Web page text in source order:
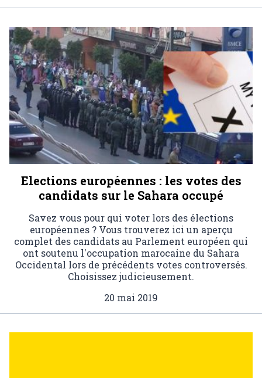
Elections européennes : les votes des
candidats sur le Sahara occupé
Savez vous pour qui voter lors des élections
européennes ? Vous trouverez ici un aperçu
complet des candidats au Parlement européen qui
ont soutenu l'occupation marocaine du Sahara
Occidental lors de précédents votes controversés.
Choisissez judicieusement.
20 mai 2019